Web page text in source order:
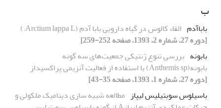
ب
باباآدم القاء کالوس در گیاه دارویی بابا آدم (Arctium lappa L.)
[دوره 27، شماره 2، 1393، صفحه 252-259]
بابونه بررسی تنوع ژنتیکی جمعیت‌های سه گونه
بابونه(Anthemis sp) با استفاده از فعالیت آنزیمی پراکسیداز
[دوره 27، شماره 1، 1393، صفحه 35-43]
باسیلوس سوبتیلیس لیپاز مطالعه شبیه سازی دینامیک ملکولی و